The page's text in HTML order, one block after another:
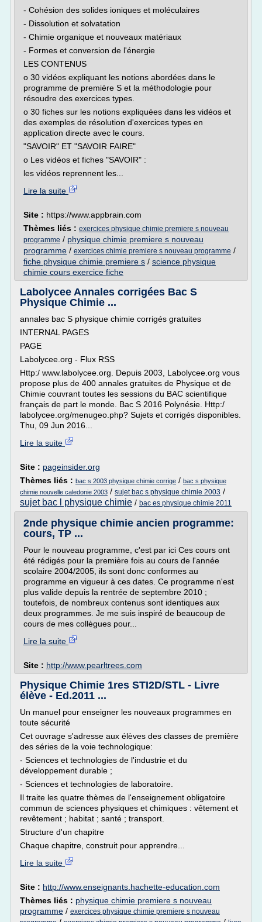
- Cohésion des solides ioniques et moléculaires
- Dissolution et solvatation
- Chimie organique et nouveaux matériaux
- Formes et conversion de l'énergie
LES CONTENUS
o 30 vidéos expliquant les notions abordées dans le
programme de première S et la méthodologie pour
résoudre des exercices types.
o 30 fiches sur les notions expliquées dans les vidéos et
des exemples de résolution d'exercices types en
application directe avec le cours.
"SAVOIR" ET "SAVOIR FAIRE"
o Les vidéos et fiches "SAVOIR" :
les vidéos reprennent les...
Lire la suite
Site : https://www.appbrain.com
Thèmes liés : exercices physique chimie premiere s nouveau
programme / physique chimie premiere s nouveau
programme / exercices chimie premiere s nouveau programme /
fiche physique chimie premiere s / science physique
chimie cours exercice fiche
Labolycee Annales corrigées Bac S
Physique Chimie ...
annales bac S physique chimie corrigés gratuites
INTERNAL PAGES
PAGE
Labolycee.org - Flux RSS
Http:/ www.labolycee.org. Depuis 2003, Labolycee.org vous
propose plus de 400 annales gratuites de Physique et de
Chimie couvrant toutes les sessions du BAC scientifique
français de part le monde. Bac S 2016 Polynésie. Http:/
labolycee.org/menugeo.php? Sujets et corrigés disponibles.
Thu, 09 Jun 2016...
Lire la suite
Site : pageinsider.org
Thèmes liés : bac s 2003 physique chimie corrige / bac s physique
chimie nouvelle caledonie 2003 / sujet bac s physique chimie 2003 /
sujet bac l physique chimie / bac es physique chimie 2011
2nde physique chimie ancien programme:
cours, TP ...
Pour le nouveau programme, c'est par ici Ces cours ont
été rédigés pour la première fois au cours de l'année
scolaire 2004/2005, ils sont donc conformes au
programme en vigueur à ces dates. Ce programme n'est
plus valide depuis la rentrée de septembre 2010 ;
toutefois, de nombreux contenus sont identiques aux
deux programmes. Je me suis inspiré de beaucoup de
cours de mes collègues pour...
Lire la suite
Site : http://www.pearltrees.com
Physique Chimie 1res STI2D/STL - Livre
élève - Ed.2011 ...
Un manuel pour enseigner les nouveaux programmes en
toute sécurité
Cet ouvrage s'adresse aux élèves des classes de première
des séries de la voie technologique:
- Sciences et technologies de l'industrie et du
développement durable ;
- Sciences et technologies de laboratoire.
Il traite les quatre thèmes de l'enseignement obligatoire
commun de sciences physiques et chimiques : vêtement et
revêtement ; habitat ; santé ; transport.
Structure d'un chapitre
Chaque chapitre, construit pour apprendre...
Lire la suite
Site : http://www.enseignants.hachette-education.com
Thèmes liés : physique chimie premiere s nouveau
programme / exercices physique chimie premiere s nouveau